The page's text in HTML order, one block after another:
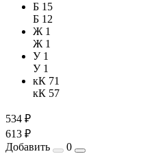
Б 15
Б 12
Ж 1
Ж 1
У 1
У 1
кК 71
кК 57
534 ₽
613 ₽
Добавить
0